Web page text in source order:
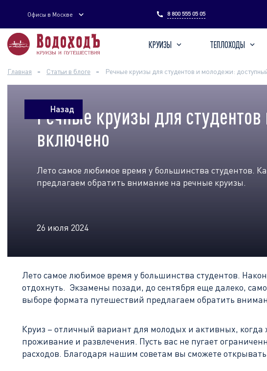
Офисы в Москве 8 800 555 05 05
КРУИЗЫ ТЕПЛОХОДЫ
Введите поисковый запрос
Главная Статьи в блоге Речные круизы для студентов и молодежи:
Назад
Речные круизы для
включено
Лето самое любимое время у большинства студентов.
предлагаем обратить внимание на речные круизы.
26 июля 2024
Лето самое любимое время у большинства студентов.
отдохнуть. Экзамены позади, до сентября еще далеко,
выборе формата путешествий предлагаем обратить
Круиз – отличный вариант для молодых и активных, когда
проживание и развлечения. Пусть вас не пугает
расходов. Благодаря нашим советам вы сможете